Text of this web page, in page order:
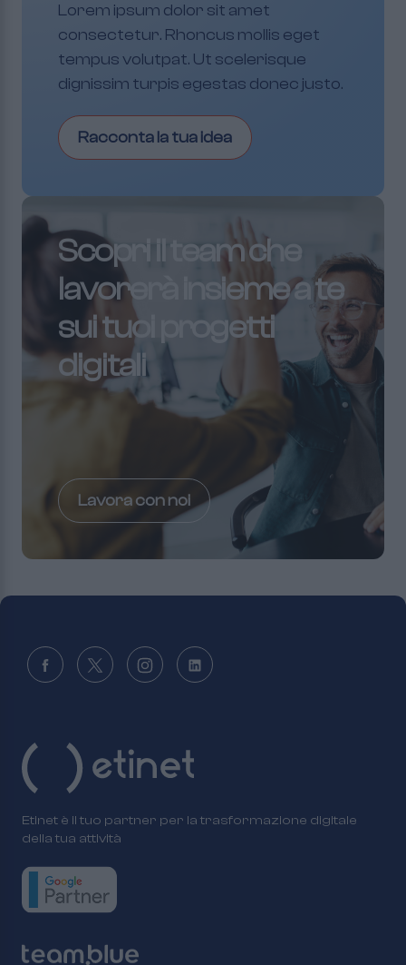
Lorem ipsum dolor sit amet
consectetur. Rhoncus mollis eget
tempus volutpat. Ut scelerisque
dignissim turpis egestas donec justo.
Racconta la tua idea
Scopri il team che
lavorerà insieme a te
sui tuoi progetti
digitali
Lavora con noi
Etinet è il tuo partner per la trasformazione digitale
della tua attività